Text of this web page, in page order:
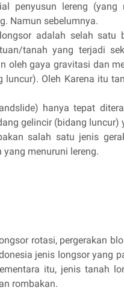
penyusun lereng (yang
Namun sebelumnya.
adalah selah satu
tanah yang terjadi
oleh gaya gravitasi dan
Oleh Karena itu
hanya tepat
gelincir (bidang luncur)
salah satu jenis
menuruni lereng.
rotasi, pergerakan
jenis longsor yang
itu, jenis tanah
rombakan.